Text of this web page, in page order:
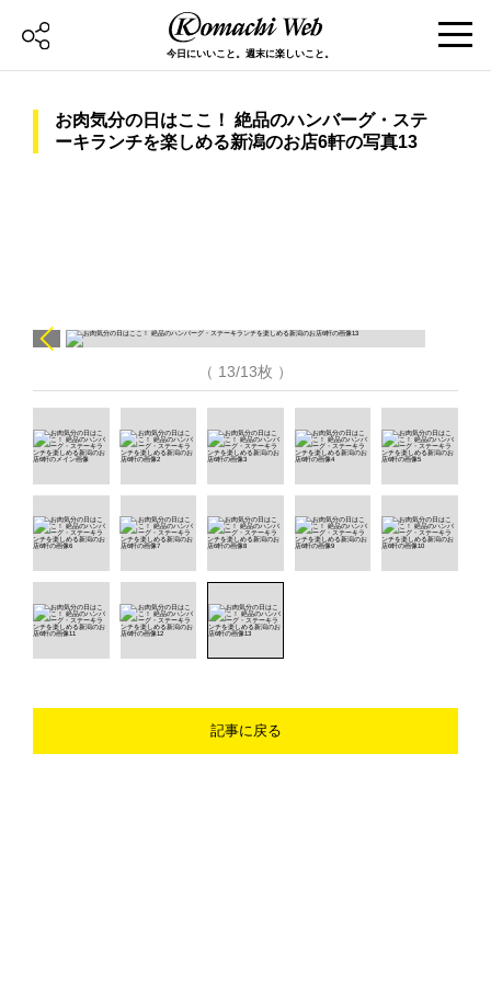
今日にいいこと。週末に楽しいこと。
お肉気分の日はここ！ 絶品のハンバーグ・ステ
ーキランチを楽しめる新潟のお店6軒の写真13
（ 13/13枚 ）
記事に戻る